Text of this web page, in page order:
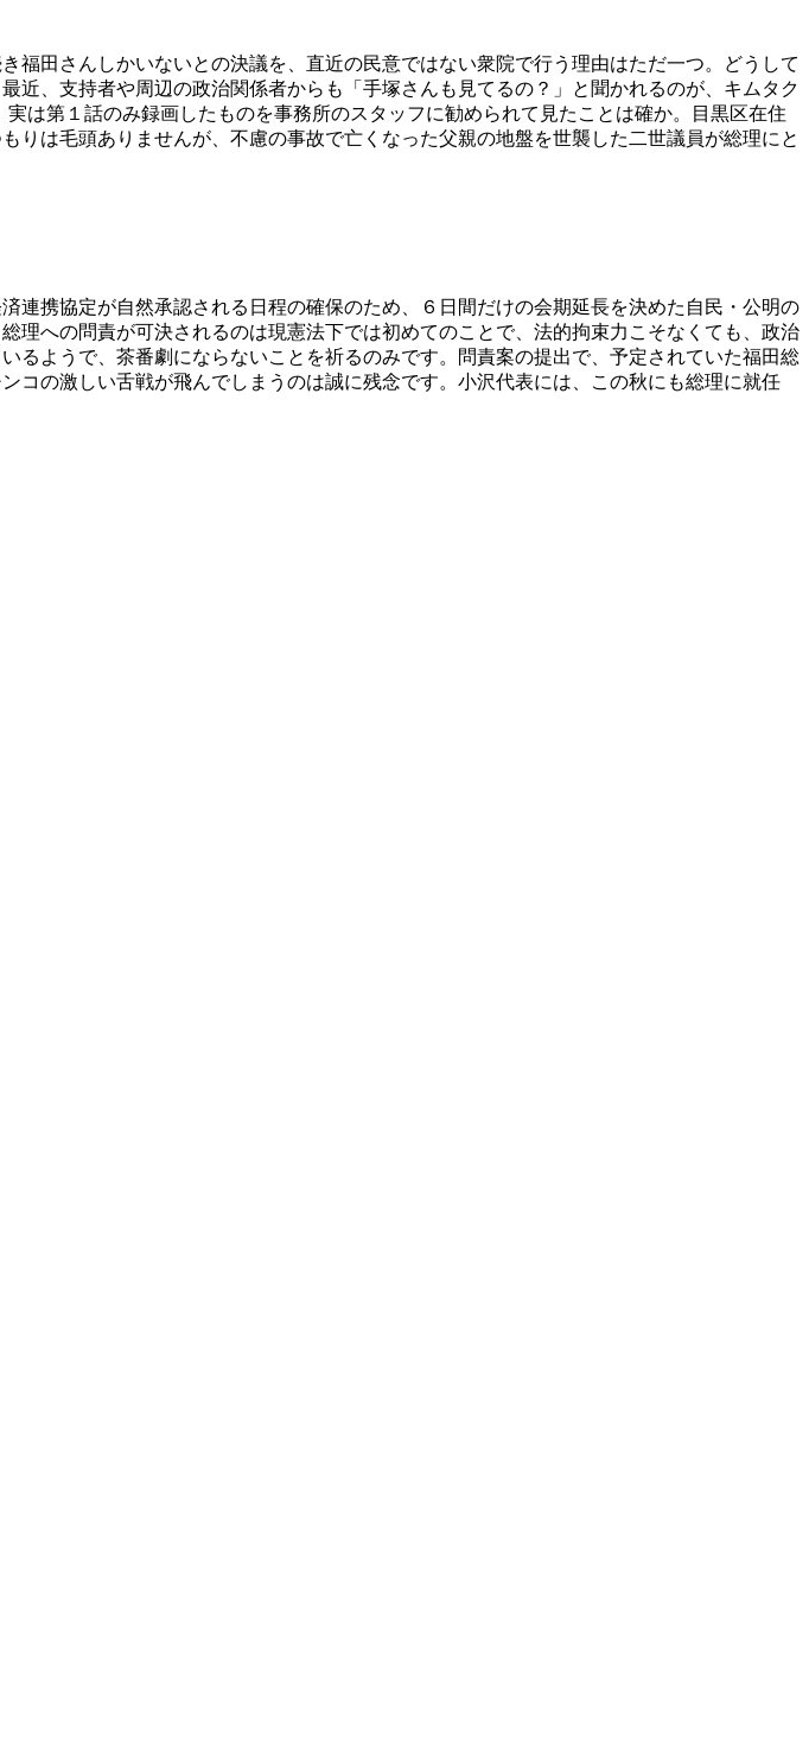
田さんしかいないとの決議を、直近の民意ではない衆院で行う理由はただ一つ。どうして
、支持者や周辺の政治関係者からも「手塚さんも見てるの？」と聞かれるのが、キムタク
は第１話のみ録画したものを事務所のスタッフに勧められて見たことは確か。目黒区在住
は毛頭ありませんが、不慮の事故で亡くなった父親の地盤を世襲した二世議員が総理にと
携協定が自然承認される日程の確保のため、６日間だけの会期延長を決めた自民・公明の
への問責が可決されるのは現憲法下では初めてのことで、法的拘束力こそなくても、政治
ようで、茶番劇にならないことを祈るのみです。問責案の提出で、予定されていた福田総
の激しい舌戦が飛んでしまうのは誠に残念です。小沢代表には、この秋にも総理に就任